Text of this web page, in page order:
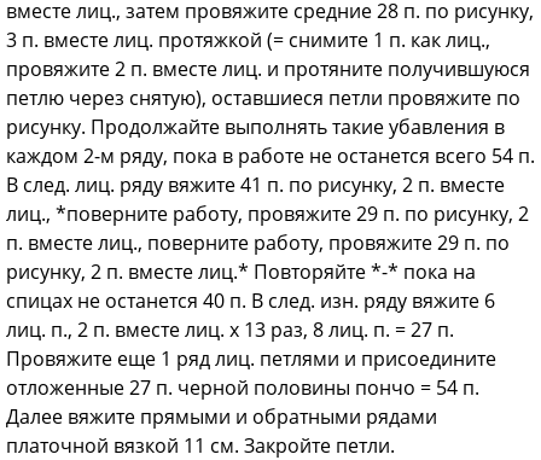
вместе лиц., затем провяжите средние 28 п. по рисунку,
3 п. вместе лиц. протяжкой (= снимите 1 п. как лиц.,
провяжите 2 п. вместе лиц. и протяните получившуюся
петлю через снятую), оставшиеся петли провяжите по
рисунку. Продолжайте выполнять такие убавления в
каждом 2-м ряду, пока в работе не останется всего 54 п.
В след. лиц. ряду вяжите 41 п. по рисунку, 2 п. вместе
лиц., *поверните работу, провяжите 29 п. по рисунку, 2
п. вместе лиц., поверните работу, провяжите 29 п. по
рисунку, 2 п. вместе лиц.* Повторяйте *-* пока на
спицах не останется 40 п. В след. изн. ряду вяжите 6
лиц. п., 2 п. вместе лиц. х 13 раз, 8 лиц. п. = 27 п.
Провяжите еще 1 ряд лиц. петлями и присоедините
отложенные 27 п. черной половины пончо = 54 п.
Далее вяжите прямыми и обратными рядами
платочной вязкой 11 см. Закройте петли.